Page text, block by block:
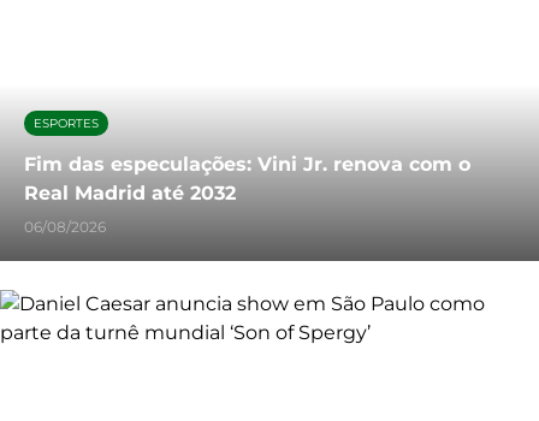
ESPORTES
Fim das especulações: Vini Jr. renova com o
Real Madrid até 2032
06/08/2026